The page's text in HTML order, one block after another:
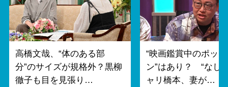
高橋文哉、“体のある部
分”のサイズが規格外？黒柳
徹子も目を見張り…
“映画鑑賞中のポッ
ン”はあり？ “なし
ャリ橋本、妻が…